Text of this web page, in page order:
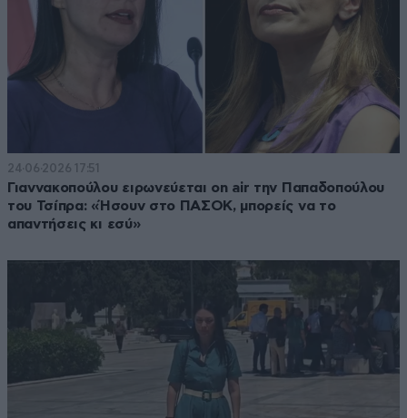
24·06·2026 17:51
Γιαννακοπούλου ειρωνεύεται on air την Παπαδοπούλου
του Τσίπρα: «Ήσουν στο ΠΑΣΟΚ, μπορείς να το
απαντήσεις κι εσύ»